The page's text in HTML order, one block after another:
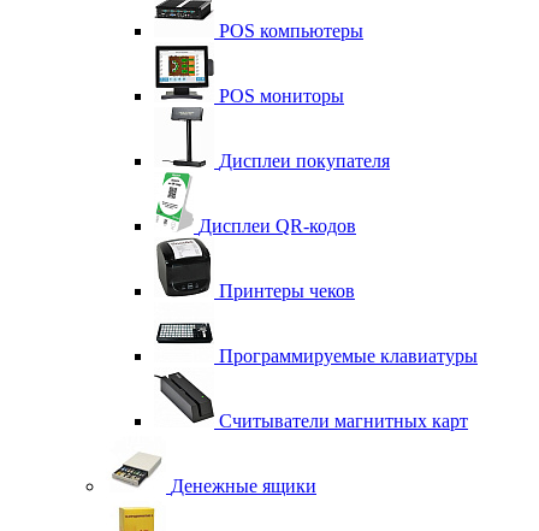
POS компьютеры
POS мониторы
Дисплеи покупателя
Дисплеи QR-кодов
Принтеры чеков
Программируемые клавиатуры
Считыватели магнитных карт
Денежные ящики